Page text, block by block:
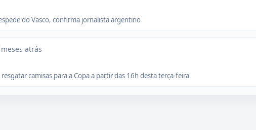
do Vasco, confirma jornalista argentino
atrás
camisas para a Copa a partir das 16h desta terça-feira